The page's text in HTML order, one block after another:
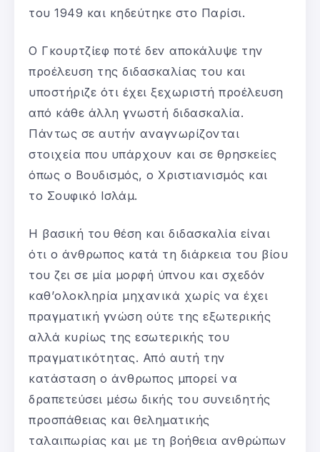
του 1949 και κηδεύτηκε στο Παρίσι.
Ο Γκουρτζίεφ ποτέ δεν αποκάλυψε την
προέλευση της διδασκαλίας του και
υποστήριζε ότι έχει ξεχωριστή προέλευση
από κάθε άλλη γνωστή διδασκαλία.
Πάντως σε αυτήν αναγνωρίζονται
στοιχεία που υπάρχουν και σε θρησκείες
όπως ο Βουδισμός, ο Χριστιανισμός και
το Σουφικό Ισλάμ.
Η βασική του θέση και διδασκαλία είναι
ότι ο άνθρωπος κατά τη διάρκεια του βίου
του ζει σε μία μορφή ύπνου και σχεδόν
καθ’ολοκληρία μηχανικά χωρίς να έχει
πραγματική γνώση ούτε της εξωτερικής
αλλά κυρίως της εσωτερικής του
πραγματικότητας. Από αυτή την
κατάσταση ο άνθρωπος μπορεί να
δραπετεύσει μέσω δικής του συνειδητής
προσπάθειας και θεληματικής
ταλαιπωρίας και με τη βοήθεια ανθρώπων